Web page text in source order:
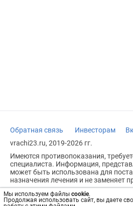
Мы используем файлы cookie.
Продолжая использовать сайт, вы даете
Обратная связь Инвесторам
vrachi23.ru, 2019-2026 гг.
Имеются противопоказания,
специалиста. Информация,
может быть использована для
назначения лечения и не заменяет
Возрастное ограничение: 18+